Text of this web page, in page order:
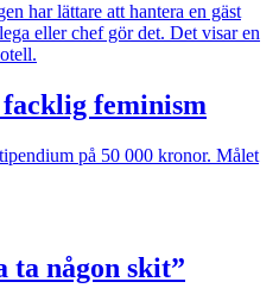
har lättare att hantera en gäst
eller chef gör det. Det visar en
feminism
på 50 000 kronor. Målet
ta någon skit”